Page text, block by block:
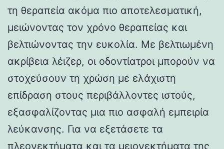
τη θεραπεία ακόμα πιο αποτελεσματική,
μειώνοντας τον χρόνο θεραπείας και
βελτιώνοντας την ευκολία. Με βελτιωμένη
ακρίβεια λέιζερ, οι οδοντίατροι μπορούν να
στοχεύσουν τη χρώση με ελάχιστη
επίδραση στους περιβάλλοντες ιστούς,
εξασφαλίζοντας μια πιο ασφαλή εμπειρία
λεύκανσης. Για να εξετάσετε τα
πλεονεκτήματα και τα μειονεκτήματα της